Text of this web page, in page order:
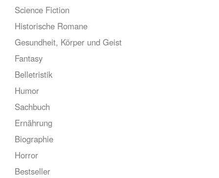
Science Fiction
Historische Romane
Gesundheit, Körper und Geist
Fantasy
Belletristik
Humor
Sachbuch
Ernährung
Biographie
Horror
Bestseller